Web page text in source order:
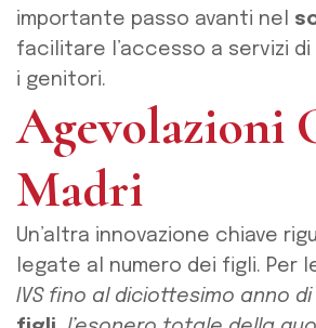
importante passo avanti nel
facilitare l’accesso a servizi
i genitori.
Agevolazioni
Madri
Un’altra innovazione chiave
legate al numero dei figli. Per
IVS fino al diciottesimo anno